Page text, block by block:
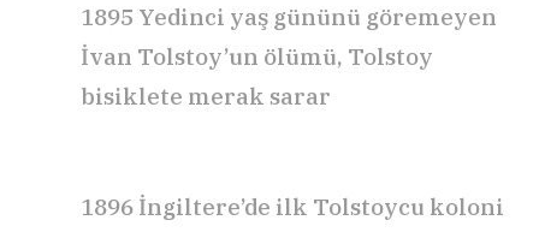
1895 Yedinci yaş gününü göremeyen
İvan Tolstoy’un ölümü, Tolstoy
bisiklete merak sarar
1896 İngiltere’de ilk Tolstoycu koloni